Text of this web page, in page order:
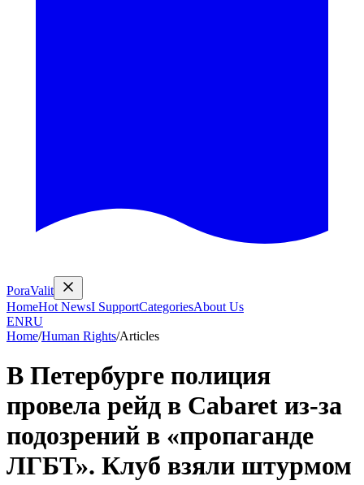
PoraValit
HomeHot NewsI SupportCategoriesAbout Us
ENRU
Home/Human Rights/Articles
В Петербурге полиция
провела рейд в Cabaret из-за
подозрений в «пропаганде
ЛГБТ». Клуб взяли штурмом